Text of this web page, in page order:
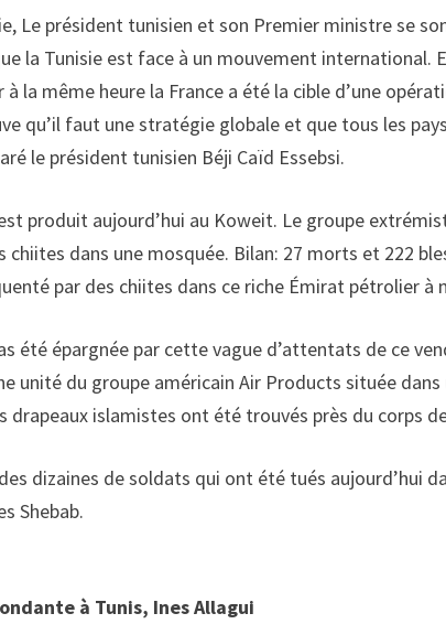
Le président tunisien et son Premier ministre se
la Tunisie est face à un mouvement international.
à la même heure la France a été la cible d’une
qu’il faut une stratégie globale et que tous les
le président tunisien Béji Caïd Essebsi.
produit aujourd’hui au Koweit. Le groupe
chiites dans une mosquée. Bilan: 27 morts et 222
par des chiites dans ce riche Émirat pétrolier à
été épargnée par cette vague d’attentats de ce
unité du groupe américain Air Products située
drapeaux islamistes ont été trouvés près du corps
dizaines de soldats qui ont été tués aujourd’hui
Shebab.
à Tunis, Ines Allagui